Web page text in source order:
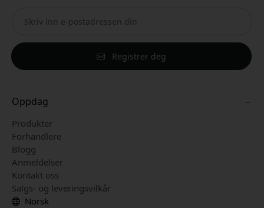
Registrer deg
Oppdag
Produkter
Forhandlere
Blogg
Anmeldelser
Kontakt oss
Salgs- og leveringsvilkår
Norsk